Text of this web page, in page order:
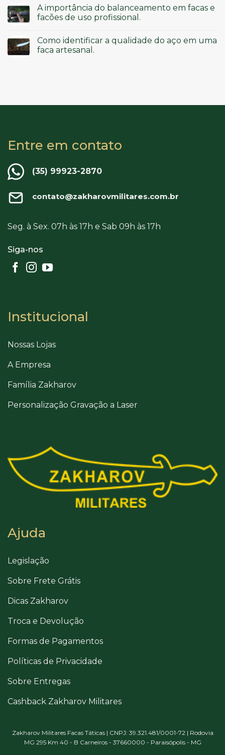
A importância do balanceamento em facas e
facões de uso profissional.
Como identificar a qualidade do aço em uma
faca artesanal.
Entre em contato
(35) 99923-2870
contato@zakharovmilitares.com.br
Seg. à Sex. 07h às 17h e Sab 09h às 17h
Siga-nos
Institucional
Nossas Lojas
A Empresa
Família Zakharov
Personalização Gravação a Laser
Ajuda
Legislação
Sobre Frete Grátis
Dicas Zakharov
Troca e Devolução
Formas de Pagamentos
Políticas de Privacidade
Sobre Entregas
Cashback Zakharov Militares
Zakharov Militares Facas Táticas | CNPJ: 39.321.481/0001-72 | Rodovia
MG 295 Km 40 - B Carneiros - 37660000 - Paraisópolis - MG